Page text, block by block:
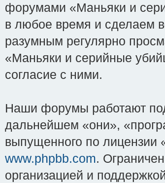
форумами «Маньяки и
в любое время и сделаем
разумным регулярно
«Маньяки и серийные
согласие с ними.
Наши форумы работают
дальнейшем «они»,
выпущенного по лицензии
www.phpbb.com.
организацией и